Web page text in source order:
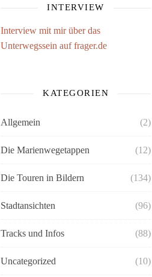
INTERVIEW
Interview mit mir über das
Unterwegssein auf frager.de
KATEGORIEN
Allgemein (2)
Die Marienwegetappen (12)
Die Touren in Bildern (134)
Stadtansichten (96)
Tracks und Infos (88)
Uncategorized (10)